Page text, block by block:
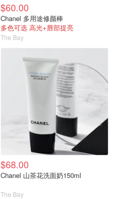
$60.00
Chanel 多用途修颜棒
多色可选 高光+唇部提亮
The Bay
$68.00
Chanel 山茶花洗面奶150ml
The Bay